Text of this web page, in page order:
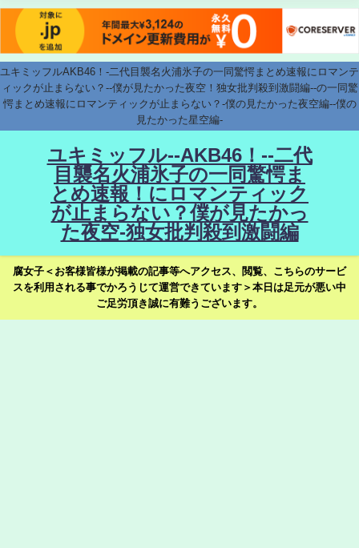
ユキミッフルAKB46！-二代目襲名火浦氷子の一同驚愕まとめ速報にロマンテ
ィックが止まらない？--僕が見たかった夜空！独女批判殺到激闘編--の一同驚
愕まとめ速報にロマンティックが止まらない？-僕の見たかった夜空編--僕の
見たかった星空編-
ユキミッフル--AKB46！--二代
目襲名火浦氷子の一同驚愕ま
とめ速報！にロマンティック
が止まらない？僕が見たかっ
た夜空-独女批判殺到激闘編
腐女子＜お客様皆様が掲載の記事等へアクセス、閲覧、こちらのサービ
スを利用される事でかろうじて運営できています＞本日は足元が悪い中
ご足労頂き誠に有難うございます。